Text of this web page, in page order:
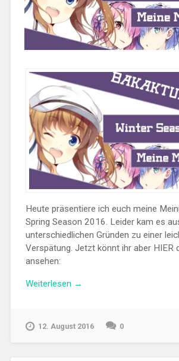
Heute präsentiere ich euch meine
Spring Season 2016. Leider kam es
unterschiedlichen Gründen zu einer
Verspätung. Jetzt könnt ihr aber HIER
ansehen:
Weiterlesen „Meinung
Season
→
12. August 2016 0